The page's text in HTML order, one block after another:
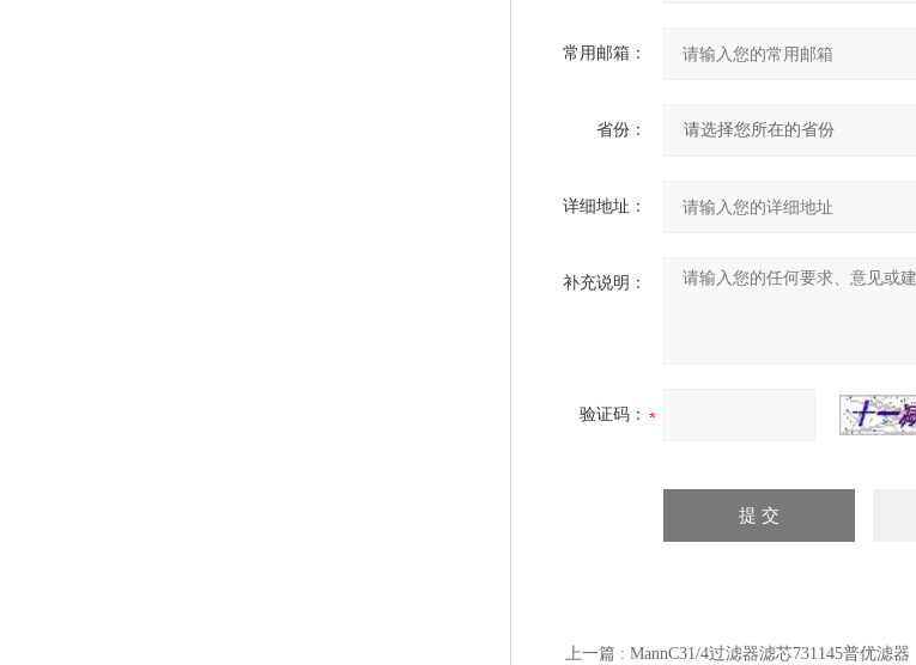
常用邮箱：
省份：
详细地址：
补充说明：
验证码：
上一篇 : MannC31/4过滤器滤芯731145普优滤器